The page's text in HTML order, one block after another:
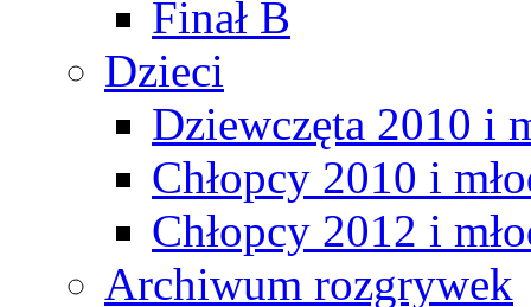
Finał B
Dzieci
Dziewczęta 2010 i
Chłopcy 2010 i
Chłopcy 2012 i
Archiwum rozgrywek